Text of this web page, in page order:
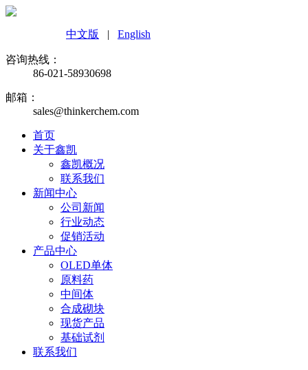
中文版 | English
咨询热线：
86-021-58930698
邮箱：
sales@thinkerchem.com
首页
关于鑫凯
鑫凯概况
联系我们
新闻中心
公司新闻
行业动态
促销活动
产品中心
OLED单体
原料药
中间体
合成砌块
现货产品
基础试剂
联系我们